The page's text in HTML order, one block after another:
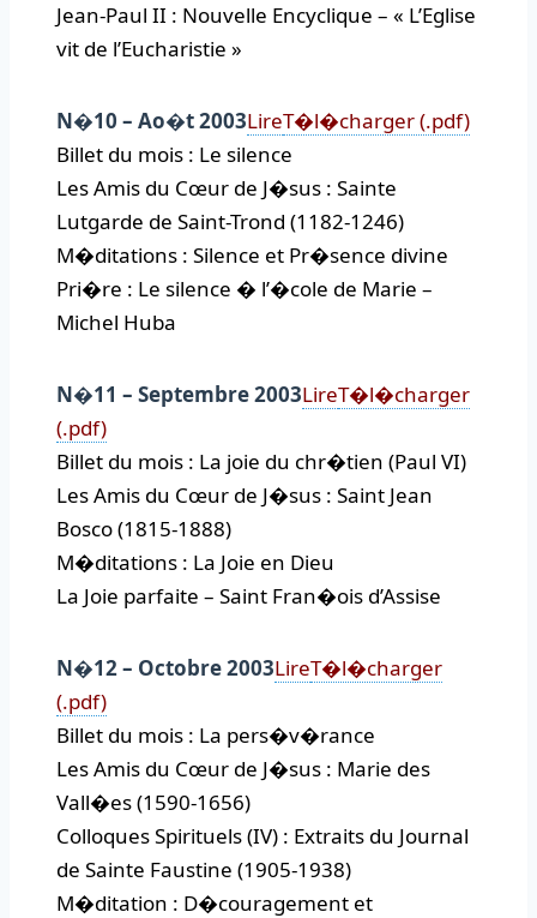
Jean-Paul II : Nouvelle Encyclique – « L’Eglise
vit de l’Eucharistie »
N�10 – Ao�t 2003LireT�l�charger (.pdf)
Billet du mois : Le silence
Les Amis du Cœur de J�sus : Sainte
Lutgarde de Saint-Trond (1182-1246)
M�ditations : Silence et Pr�sence divine
Pri�re : Le silence � l’�cole de Marie –
Michel Huba
N�11 – Septembre 2003LireT�l�charger
(.pdf)
Billet du mois : La joie du chr�tien (Paul VI)
Les Amis du Cœur de J�sus : Saint Jean
Bosco (1815-1888)
M�ditations : La Joie en Dieu
La Joie parfaite – Saint Fran�ois d’Assise
N�12 – Octobre 2003LireT�l�charger
(.pdf)
Billet du mois : La pers�v�rance
Les Amis du Cœur de J�sus : Marie des
Vall�es (1590-1656)
Colloques Spirituels (IV) : Extraits du Journal
de Sainte Faustine (1905-1938)
M�ditation : D�couragement et